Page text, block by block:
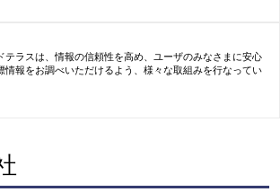
テラスは、情報の信頼性を高め、ユーザのみなさまに安心
情報をお調べいただけるよう、様々な取組みを行なってい